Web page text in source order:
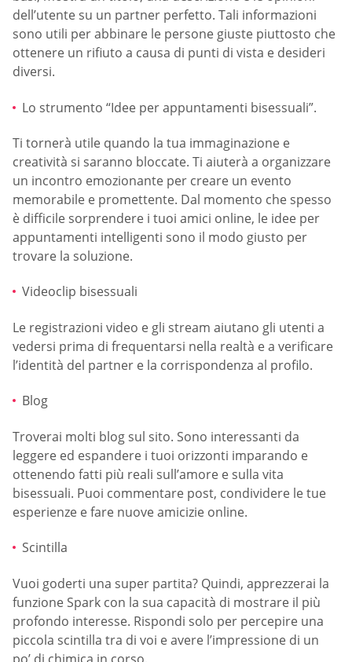
dell’utente su un partner perfetto. Tali informazioni
sono utili per abbinare le persone giuste piuttosto che
ottenere un rifiuto a causa di punti di vista e desideri
diversi.
Lo strumento “Idee per appuntamenti bisessuali”.
Ti tornerà utile quando la tua immaginazione e
creatività si saranno bloccate. Ti aiuterà a organizzare
un incontro emozionante per creare un evento
memorabile e promettente. Dal momento che spesso
è difficile sorprendere i tuoi amici online, le idee per
appuntamenti intelligenti sono il modo giusto per
trovare la soluzione.
Videoclip bisessuali
Le registrazioni video e gli stream aiutano gli utenti a
vedersi prima di frequentarsi nella realtà e a verificare
l’identità del partner e la corrispondenza al profilo.
Blog
Troverai molti blog sul sito. Sono interessanti da
leggere ed espandere i tuoi orizzonti imparando e
ottenendo fatti più reali sull’amore e sulla vita
bisessuali. Puoi commentare post, condividere le tue
esperienze e fare nuove amicizie online.
Scintilla
Vuoi goderti una super partita? Quindi, apprezzerai la
funzione Spark con la sua capacità di mostrare il più
profondo interesse. Rispondi solo per percepire una
piccola scintilla tra di voi e avere l’impressione di un
po’ di chimica in corso.